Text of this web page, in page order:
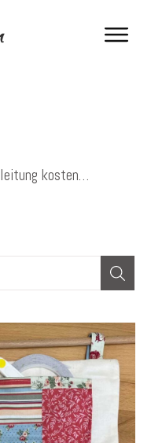
Tag: utensilo anleitung kostenlos